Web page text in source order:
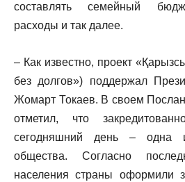
составлять семейный
расходы и так далее.
– Как известно, проект
без долгов») поддержал
Жомарт Токаев. В своем
отметил, что
сегодняшний день – одна
общества. Согласно
населения страны оформили